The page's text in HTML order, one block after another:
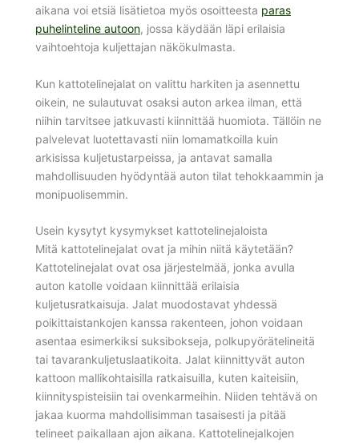
aikana voi etsiä lisätietoa myös osoitteesta paras
puhelinteline autoon, jossa käydään läpi erilaisia
vaihtoehtoja kuljettajan näkökulmasta.
Kun kattotelinejalat on valittu harkiten ja asennettu
oikein, ne sulautuvat osaksi auton arkea ilman, että
niihin tarvitsee jatkuvasti kiinnittää huomiota. Tällöin ne
palvelevat luotettavasti niin lomamatkoilla kuin
arkisissa kuljetustarpeissa, ja antavat samalla
mahdollisuuden hyödyntää auton tilat tehokkaammin ja
monipuolisemmin.
Usein kysytyt kysymykset kattotelinejaloista
Mitä kattotelinejalat ovat ja mihin niitä käytetään?
Kattotelinejalat ovat osa järjestelmää, jonka avulla
auton katolle voidaan kiinnittää erilaisia
kuljetusratkaisuja. Jalat muodostavat yhdessä
poikittaistankojen kanssa rakenteen, johon voidaan
asentaa esimerkiksi suksibokseja, polkupyörätelineitä
tai tavarankuljetuslaatikoita. Jalat kiinnittyvät auton
kattoon mallikohtaisilla ratkaisuilla, kuten kaiteisiin,
kiinnityspisteisiin tai ovenkarmeihin. Niiden tehtävä on
jakaa kuorma mahdollisimman tasaisesti ja pitää
telineet paikallaan ajon aikana. Kattotelinejalkojen